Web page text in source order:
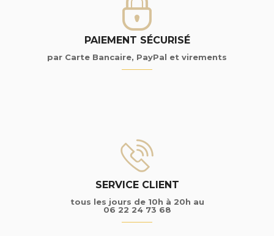
PAIEMENT SÉCURISÉ
par Carte Bancaire, PayPal et virements
SERVICE CLIENT
tous les jours de 10h à 20h au
06 22 24 73 68